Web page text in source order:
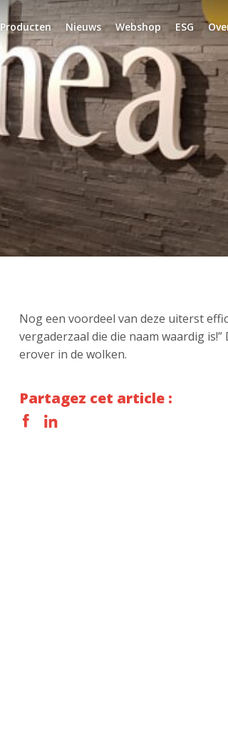
Producten Nieuws Webshop ESG
Nog een voordeel van deze uiterst
vergaderzaal die die naam waardig
erover in de wolken.
Partagez cet article :